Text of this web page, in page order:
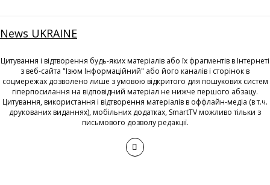
News UKRAINE
Цитування і відтворення будь-яких матеріалів або їх фрагментів в Інтернеті
з веб-сайта "Ізюм Інформаційний" або його каналів і сторінок в
соцмережах дозволено лише з умовою відкритого для пошукових систем
гіперпосилання на відповідний матеріал не нижче першого абзацу.
Цитування, використання і відтворення матеріалів в оффлайн-медіа (в т.ч.
друкованих виданнях), мобільних додатках, SmartTV можливо тільки з
письмового дозволу редакції.